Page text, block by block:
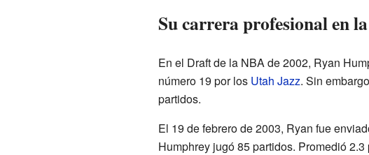
Su carrera profesional en
En el Draft de la NBA de 2002, Ryan
número 19 por los Utah Jazz. Sin
partidos.
El 19 de febrero de 2003, Ryan fue
Humphrey jugó 85 partidos. Promedió